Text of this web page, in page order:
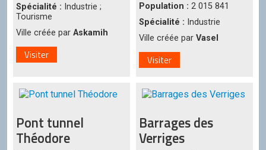
Spécialité : Industrie ;
Tourisme
Ville créée par Askamih
Visiter
Population : 2 015 841
Spécialité : Industrie
Ville créée par Vasel
Visiter
Pont tunnel
Théodore
Barrages des
Verriges